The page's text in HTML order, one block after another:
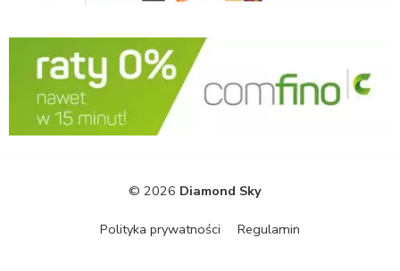
© 2026 Diamond Sky
Polityka prywatności Regulamin